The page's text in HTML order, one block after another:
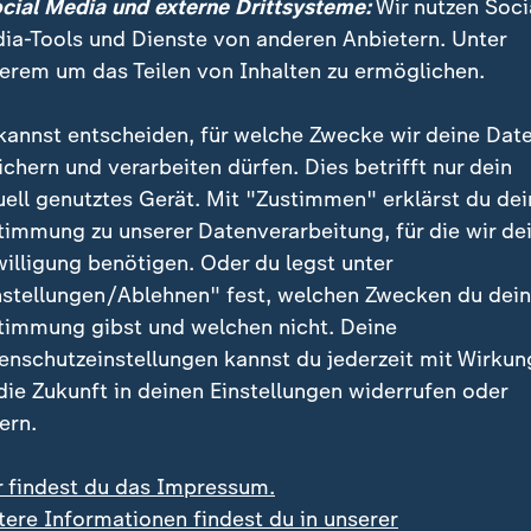
Doch manche Schulen kommen zu den Kindern, auf
es um die Verteilung von 350
gewählt, 50 Sitze sind für Frauen reserviert.
viele Menschen in dem rund 175 Millionen
Hoffnung auf politische Stabilität und
wichtiges Thema im Wahlkampf war neben der
und anderen Wirtschaftsthemen auch die
stürzte 2024 in Bangladesch
Media und externe Drittsysteme:Wir nutzen
Tools und Dienste von anderen Anbietern. Unter
um das Teilen von Inhalten zu ermöglichen.
entscheiden, für welche Zwecke wir deine
und verarbeiten dürfen. Dies betrifft nur dein
genutztes Gerät. Mit "Zustimmen" erklärst du
zu unserer Datenverarbeitung, für die wir
benötigen. Oder du legst unter
Ablehnen" fest, welchen Zwecken du
gibst und welchen nicht. Deine
kannst du jederzeit mit
Zukunft in deinen Einstellungen widerrufen oder
findest du das Impressum.
Informationen findest du in unserer